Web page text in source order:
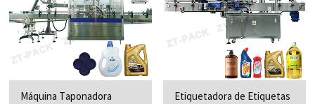
Máquina Taponadora
Etiquetadora de Etiquetas